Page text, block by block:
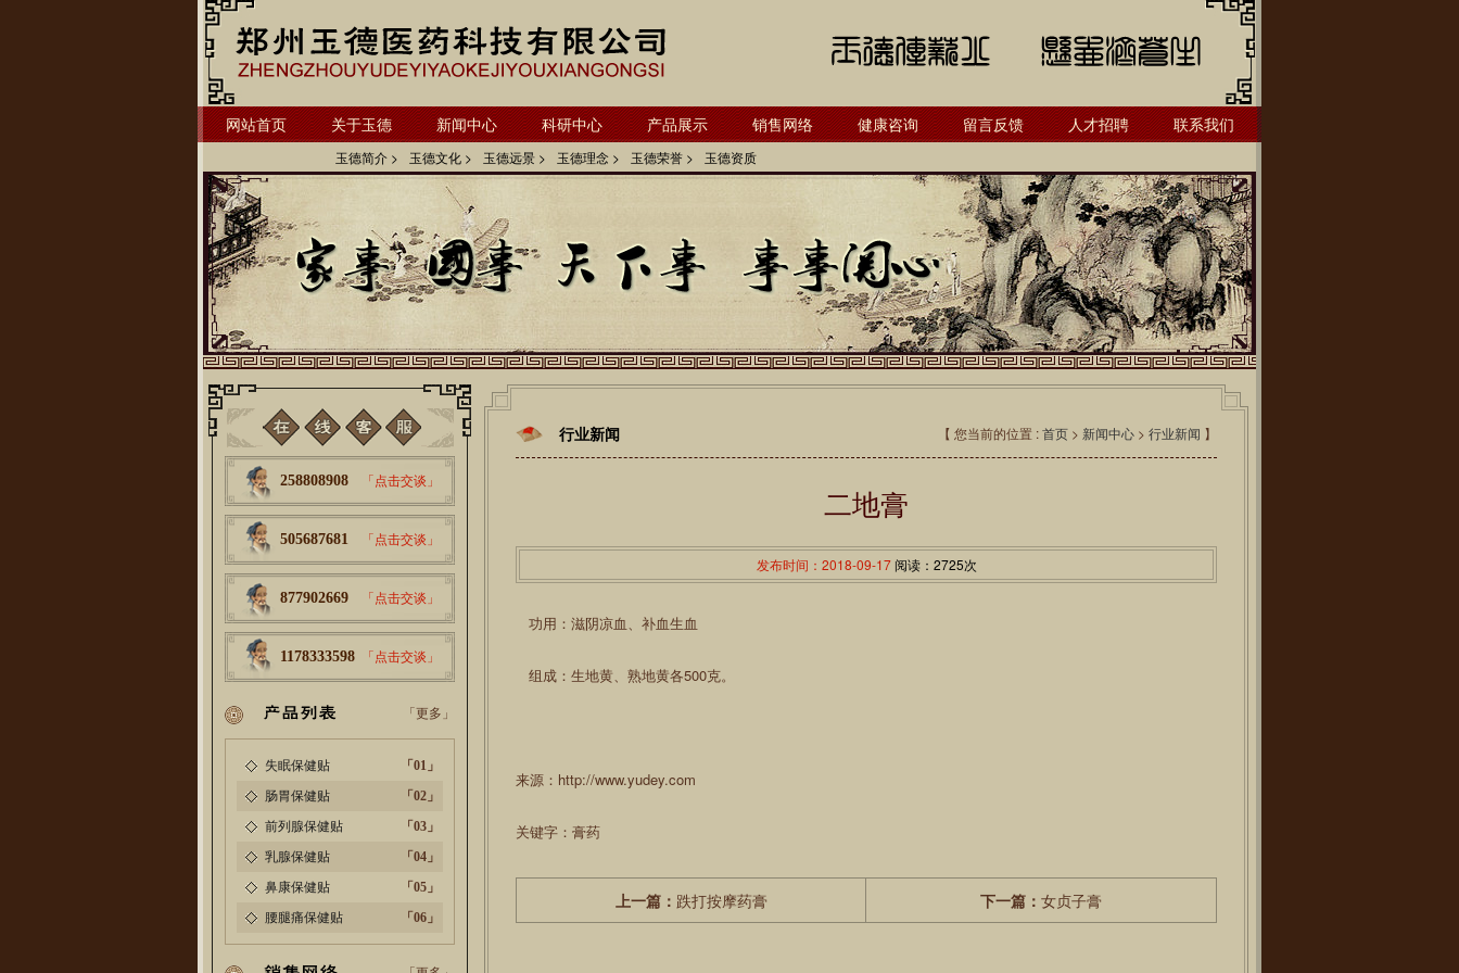
网站首页 关于玉德
玉德简介 > 玉德文化 > 玉德远景 > 玉德理念 > 玉德荣誉 > 玉德资质
新闻中心 科研中心 产品展示 销售网络 健康咨询 留言反馈 人才招聘 联系我们
行业新闻 【 您当前的位置 :首页 > 新闻中心 >行业新闻 】
二地膏
发布时间：2018-09-17 阅读：2725次
功用：滋阴凉血、补血生血
组成：生地黄、熟地黄各500克。
来源：http://www.yudey.com
关键字：膏药
上一篇： 跌打按摩药膏 下一篇：女贞子膏
258808908 「点击交谈」
505687681 「点击交谈」
877902669 「点击交谈」
1178333598 「点击交谈」
「更多」
失眠保健贴
「01」
肠胃保健贴
「02」
前列腺保健贴
「03」
乳腺保健贴
「04」
鼻康保健贴
「05」
腰腿痛保健贴
「06」